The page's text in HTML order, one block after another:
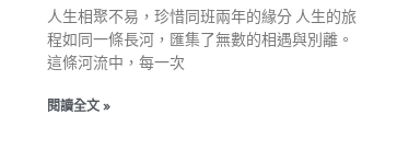
人生相聚不易，珍惜同班兩年的緣分 人生的旅
程如同一條長河，匯集了無數的相遇與別離。
這條河流中，每一次
閱讀全文 »